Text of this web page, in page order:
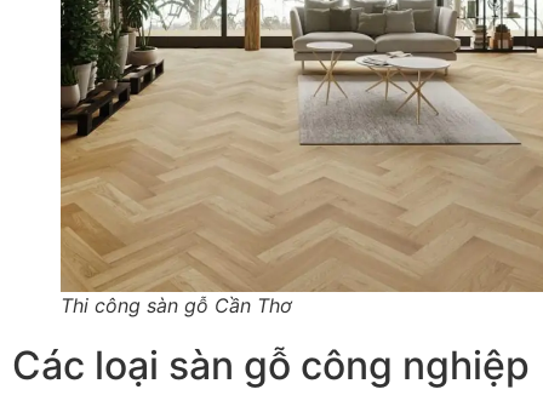
Thi công sàn gỗ Cần Thơ
Các loại sàn gỗ công nghiệp